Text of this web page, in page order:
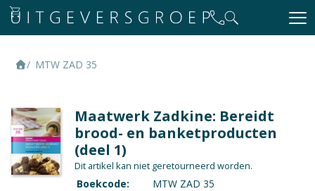
MTW ZAD 35
Maatwerk Zadkine: Bereidt
brood- en banketproducten
(deel 1)
Dit artikel kan niet geretourneerd worden.
Boekcode:
MTW ZAD 35